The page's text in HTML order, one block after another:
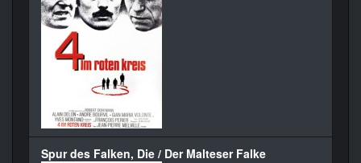
Spur des Falken, Die / Der Malteser Falke